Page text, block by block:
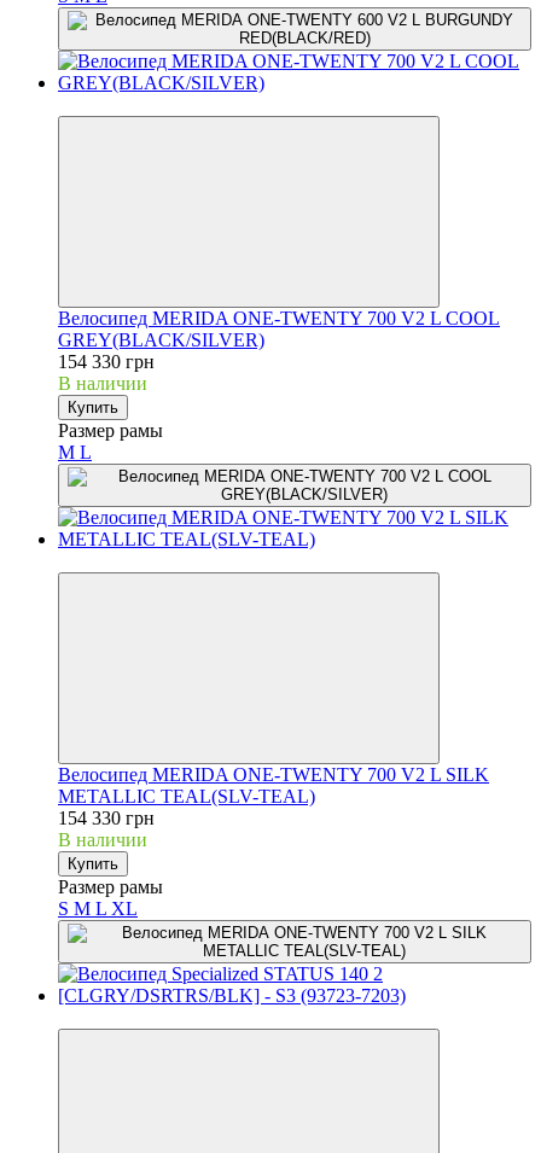
Велосипед MERIDA ONE-TWENTY 700 V2 L COOL
GREY(BLACK/SILVER)
154 330 грн
В наличии
Купить
Размер рамы
M L
Велосипед MERIDA ONE-TWENTY 700 V2 L SILK
METALLIC TEAL(SLV-TEAL)
154 330 грн
В наличии
Купить
Размер рамы
S M L XL